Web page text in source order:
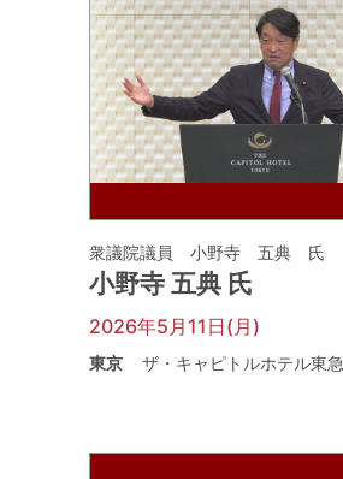
衆議院議員 小野寺 五典 氏
小野寺 五典 氏
2026年5月11日(月)
東京 ザ・キャピトルホテル東急